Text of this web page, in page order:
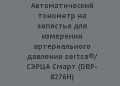
Автоматический
тонометр на
запястье для
измерения
артериального
давления sertsa®/
СЭРЦА Смарт (DBP-
8276H)